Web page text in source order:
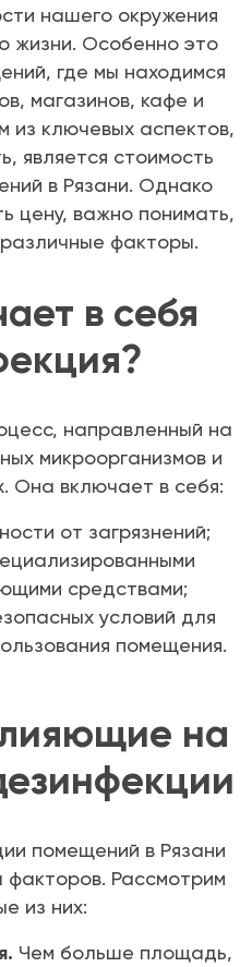
нашего окружения
жизни. Особенно это
где мы находимся
магазинов, кафе и
из ключевых аспектов,
является стоимость
в Рязани. Однако
цену, важно понимать,
факторы.
в себя
направленный на
микроорганизмов и
Она включает в себя:
от загрязнений;
средствами;
условий для
помещения.
на
помещений в Рязани
факторов. Рассмотрим
из них:
Чем больше площадь,